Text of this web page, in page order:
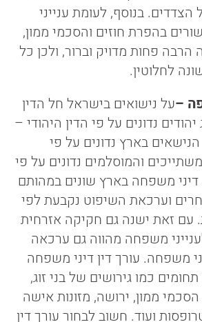
בנוסף, לעומת ענייני
בהפרת חוזים והסכמי ממון,
פחות מדויק וברור, ולכן כל
לחלוטין.
–על נישואים בישראל חל הדין
נדונים על פי הדין היהודי –
הנישאים בארץ נדונים על פי
והמוסלמים נדונים על פי
משפחה בארץ שונים במהותם
וערכאת השיפוט נקבעת לפי
עם זאת ישנה גם חקיקה אזרחית
משפחה מהווה גם ערכאה
משפחה. עורך דין דיני משפחה
כמו גירושים של בני זוג,
ממון, ירושה, מזונות אישה
ועוד. חשוב לבחור עורך דין